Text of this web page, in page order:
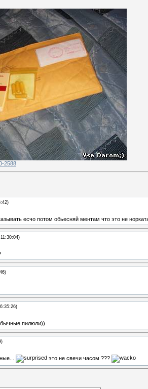
2588
есчо потом обьесняй ментам что это не
пилюли))
это не свечи часом ???